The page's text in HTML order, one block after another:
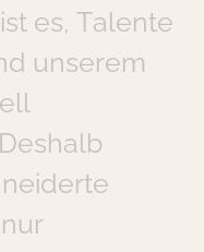
ist es, Talente
d unserem
ell
Deshalb
neiderte
nur